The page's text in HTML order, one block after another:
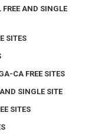
AND SINGLE
SITES
CA FREE SITES
SINGLE SITE
SITES